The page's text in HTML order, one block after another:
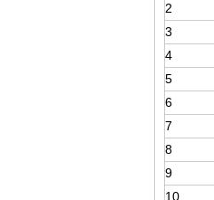
2
3
4
5
6
7
8
9
10